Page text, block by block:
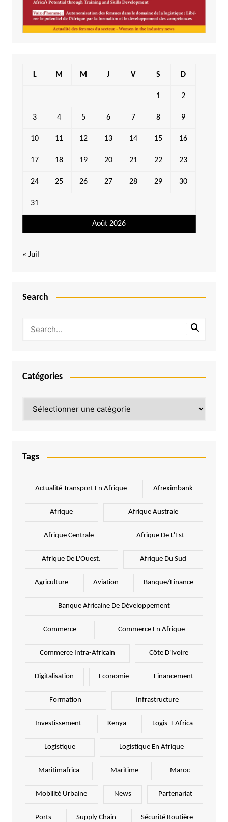
Août 2026
L M M J V S D
1 2
3 4 5 6 7 8 9
10 11 12 13 14 15 16
17 18 19 20 21 22 23
24 25 26 27 28 29 30
31
« Juil
Search
Catégories
Tags
Actualité Transport En Afrique Afreximbank
Afrique Afrique Australe
Afrique Centrale Afrique De L'Est
Afrique De L'Ouest. Afrique Du Sud
Agriculture Aviation Banque/Finance
Banque Africaine De Développement
Commerce Commerce En Afrique
Commerce Intra-Africain Côte D'Ivoire
Digitalisation Economie Financement
Formation Infrastructure
Investissement Kenya Logis-T Africa
Logistique Logistique En Afrique
Maritimafrica Maritime Maroc
Mobilité Urbaine News Partenariat
Ports Supply Chain Sécurité Routière